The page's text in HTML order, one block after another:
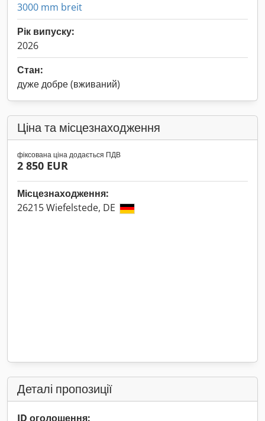
3000 mm breit
Рік випуску:
2026
Стан:
дуже добре (вживаний)
Ціна та місцезнаходження
фіксована ціна додається ПДВ
2 850 EUR
Місцезнаходження:
26215 Wiefelstede, DE
Деталі пропозиції
ID оголошення: